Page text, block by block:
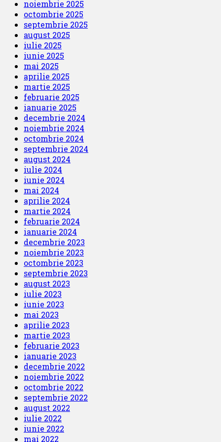
noiembrie 2025
octombrie 2025
septembrie 2025
august 2025
iulie 2025
iunie 2025
mai 2025
aprilie 2025
martie 2025
februarie 2025
ianuarie 2025
decembrie 2024
noiembrie 2024
octombrie 2024
septembrie 2024
august 2024
iulie 2024
iunie 2024
mai 2024
aprilie 2024
martie 2024
februarie 2024
ianuarie 2024
decembrie 2023
noiembrie 2023
octombrie 2023
septembrie 2023
august 2023
iulie 2023
iunie 2023
mai 2023
aprilie 2023
martie 2023
februarie 2023
ianuarie 2023
decembrie 2022
noiembrie 2022
octombrie 2022
septembrie 2022
august 2022
iulie 2022
iunie 2022
mai 2022